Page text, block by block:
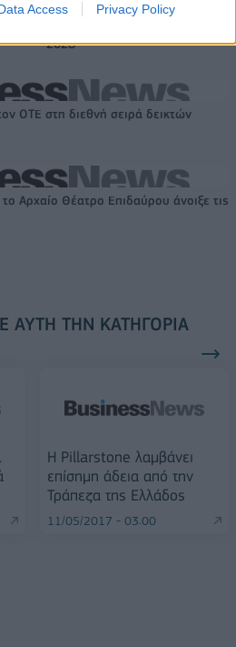
Access Privacy Policy
συνεχίζουν μαζί: Ανανέωση της
2028
ΟΤΕ στη διεθνή σειρά δεικτών
Αρχαίο Θέατρο Επιδαύρου άνοιξε τις
ΑΥΤΉ ΤΗΝ ΚΑΤΗΓΟΡΊΑ
Η Pillarstone λαμβάνει
επίσημη άδεια από την
Τράπεζα της Ελλάδος
11/05/2017 - 03:00